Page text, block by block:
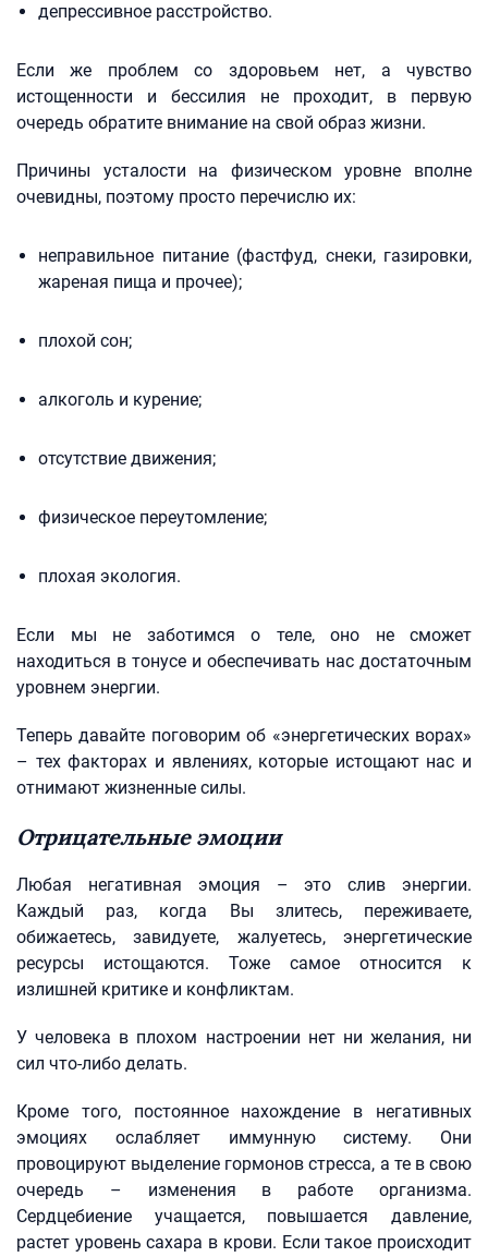
депрессивное расстройство.
Если же проблем со здоровьем нет, а чувство
истощенности и бессилия не проходит, в первую
очередь обратите внимание на свой образ жизни.
Причины усталости на физическом уровне вполне
очевидны, поэтому просто перечислю их:
неправильное питание (фастфуд, снеки, газировки,
жареная пища и прочее);
плохой сон;
алкоголь и курение;
отсутствие движения;
физическое переутомление;
плохая экология.
Если мы не заботимся о теле, оно не сможет
находиться в тонусе и обеспечивать нас достаточным
уровнем энергии.
Теперь давайте поговорим об «энергетических ворах»
– тех факторах и явлениях, которые истощают нас и
отнимают жизненные силы.
Отрицательные эмоции
Любая негативная эмоция – это слив энергии.
Каждый раз, когда Вы злитесь, переживаете,
обижаетесь, завидуете, жалуетесь, энергетические
ресурсы истощаются. Тоже самое относится к
излишней критике и конфликтам.
У человека в плохом настроении нет ни желания, ни
сил что-либо делать.
Кроме того, постоянное нахождение в негативных
эмоциях ослабляет иммунную систему. Они
провоцируют выделение гормонов стресса, а те в свою
очередь – изменения в работе организма.
Сердцебиение учащается, повышается давление,
растет уровень сахара в крови. Если такое происходит